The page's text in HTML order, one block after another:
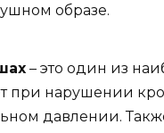
образе.
– это один из
при нарушении
давлении.